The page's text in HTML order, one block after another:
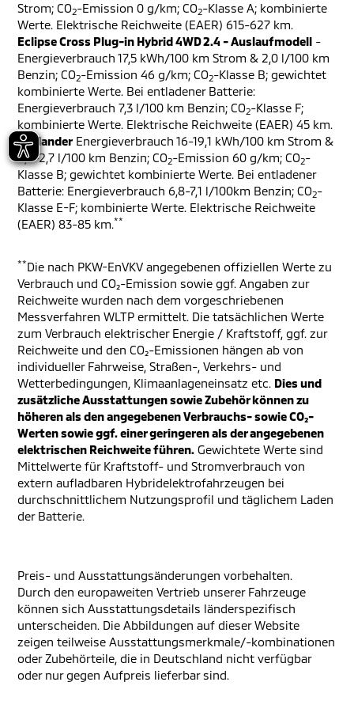
Strom; CO2-Emission 0 g/km; CO2-Klasse A; kombinierte
Werte. Elektrische Reichweite (EAER) 615-627 km.
Eclipse Cross Plug-in Hybrid 4WD 2.4 - Auslaufmodell -
Energieverbrauch 17,5 kWh/100 km Strom & 2,0 l/100 km
Benzin; CO2-Emission 46 g/km; CO2-Klasse B; gewichtet
kombinierte Werte. Bei entladener Batterie:
Energieverbrauch 7,3 l/100 km Benzin; CO2-Klasse F;
kombinierte Werte. Elektrische Reichweite (EAER) 45 km.
Outlander Energieverbrauch 16-19,1 kWh/100 km Strom &
2,6-2,7 l/100 km Benzin; CO2-Emission 60 g/km; CO2-
Klasse B; gewichtet kombinierte Werte. Bei entladener
Batterie: Energieverbrauch 6,8-7,1 l/100km Benzin; CO2-
Klasse E-F; kombinierte Werte. Elektrische Reichweite
(EAER) 83-85 km.**
**Die nach PKW-EnVKV angegebenen offiziellen Werte zu
Verbrauch und CO₂-Emission sowie ggf. Angaben zur
Reichweite wurden nach dem vorgeschriebenen
Messverfahren WLTP ermittelt. Die tatsächlichen Werte
zum Verbrauch elektrischer Energie / Kraftstoff, ggf. zur
Reichweite und den CO₂-Emissionen hängen ab von
individueller Fahrweise, Straßen-, Verkehrs- und
Wetterbedingungen, Klimaanlageneinsatz etc. Dies und
zusätzliche Ausstattungen sowie Zubehör können zu
höheren als den angegebenen Verbrauchs- sowie CO₂-
Werten sowie ggf. einer geringeren als der angegebenen
elektrischen Reichweite führen. Gewichtete Werte sind
Mittelwerte für Kraftstoff- und Stromverbrauch von
extern aufladbaren Hybridelektrofahrzeugen bei
durchschnittlichem Nutzungsprofil und täglichem Laden
der Batterie.
Preis- und Ausstattungsänderungen vorbehalten.
Durch den europaweiten Vertrieb unserer Fahrzeuge
können sich Ausstattungsdetails länderspezifisch
unterscheiden. Die Abbildungen auf dieser Website
zeigen teilweise Ausstattungsmerkmale/-kombinationen
oder Zubehörteile, die in Deutschland nicht verfügbar
oder nur gegen Aufpreis lieferbar sind.